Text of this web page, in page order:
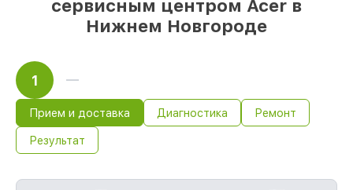
сервисным центром Acer в
Нижнем Новгороде
1
Прием и доставка Диагностика Ремонт
Результат